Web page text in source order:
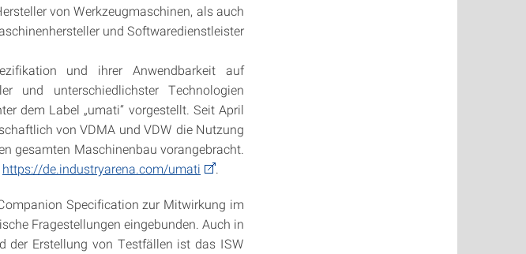
von Werkzeugmaschinen, als auch
und Softwaredienstleister
und ihrer Anwendbarkeit auf
und unterschiedlichster Technologien
dem Label „umati“ vorgestellt. Seit April
von VDMA und VDW die Nutzung
gesamten Maschinenbau vorangebracht.
https://de.industryarena.com/umati
Specification zur Mitwirkung im
Fragestellungen eingebunden. Auch in
der Erstellung von Testfällen ist das ISW